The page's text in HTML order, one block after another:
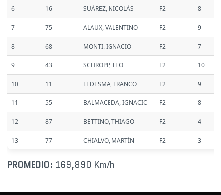
6 16 SUÁREZ, NICOLÁS F2 8
7 75 ALAUX, VALENTINO F2 9
8 68 MONTI, IGNACIO F2 7
9 43 SCHROPP, TEO F2 10
10 11 LEDESMA, FRANCO F2 9
11 55 BALMACEDA, IGNACIO F2 8
12 87 BETTINO, THIAGO F2 4
13 77 CHIALVO, MARTÍN F2 3
PROMEDIO: 169,890 Km/h